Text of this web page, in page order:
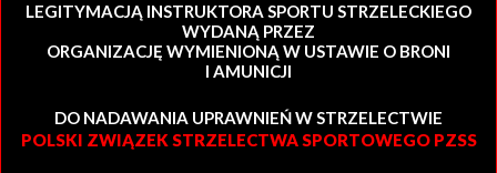
LEGITYMACJĄ INSTRUKTORA SPORTU STRZELECKIEGO
WYDANĄ PRZEZ
ORGANIZACJĘ WYMIENIONĄ W USTAWIE O BRONI
I AMUNICJI
DO NADAWANIA UPRAWNIEŃ W STRZELECTWIE
POLSKI ZWIĄZEK STRZELECTWA SPORTOWEGO PZSS